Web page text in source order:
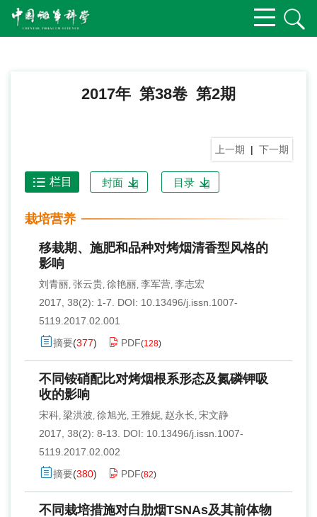
2017年 第38卷 第2期
上一期 | 下一期
栏目 封面 目录
栽培营养
移栽期、施肥和品种对烤烟清香型风格的
影响
刘青丽, 张云贵, 徐艳丽, 李军营, 李志宏
2017, 38(2): 1-7.
DOI: 10.13496/j.issn.1007-
5119.2017.02.001
摘要(377) PDF(128)
不同铵硝配比对烤烟根系形态及氮磷钾吸
收的影响
宋科, 梁洪波, 徐旭光, 王雅妮, 赵永长, 宋文静
2017, 38(2): 8-13.
DOI: 10.13496/j.issn.1007-
5119.2017.02.002
摘要(380) PDF(82)
不同栽培措施对白肋烟TSNAs及其前体物